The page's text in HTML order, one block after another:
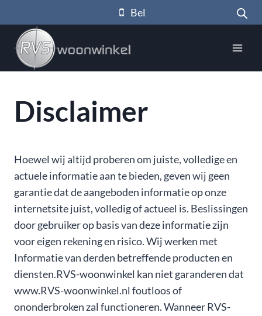
naar
inhoud
Bel
Disclaimer
Hoewel wij altijd proberen om juiste, volledige en
actuele informatie aan te bieden, geven wij geen
garantie dat de aangeboden informatie op onze
internetsite juist, volledig of actueel is. Beslissingen
door gebruiker op basis van deze informatie zijn
voor eigen rekening en risico. Wij werken met
Informatie van derden betreffende producten en
diensten. ​RVS-woonwinkel kan niet garanderen dat
www.​​RVS-woonwinkel.nl foutloos of
ononderbroken zal functioneren. Wanneer ​​RVS-